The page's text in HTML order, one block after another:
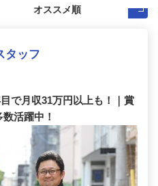
タッフ
で月収31万円以上も！｜賞
活躍中！